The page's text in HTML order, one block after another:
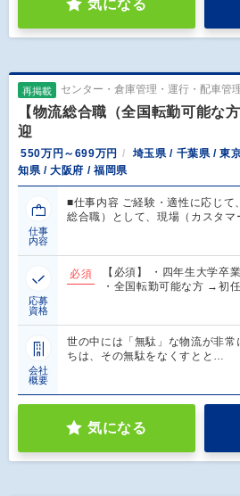
気になる
再掲載 センター・倉庫管理・運行・配車管
【物流総合職（全国転勤可能な
迎
550万円～699万円
埼玉県 / 千葉県 / 東
知県 / 大阪府 / 福岡県
仕事
内容
■仕事内容 ご経験・適性に応じ
総合職）として、現場（カスタ
応募
資格
必須
【必須】 ・四年生大学卒
・全国転勤可能な方 →初
会社
概要
世の中には「無駄」な物流が非
ちは、その無駄をなくすとと…
気になる